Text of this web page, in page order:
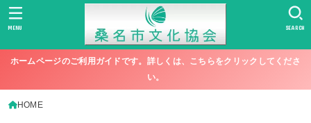
SEARCH
MENU
ホームページのご利用ガイドです。詳しくは、こちらをクリックしてくださ
い。
HOME